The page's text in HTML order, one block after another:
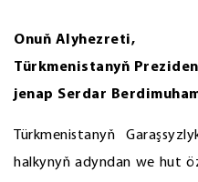
Onuň Alyhezreti,
Türkmenistanyň
jenap Serdar
Türkmenistanyň
halkynyň adyndan we hut